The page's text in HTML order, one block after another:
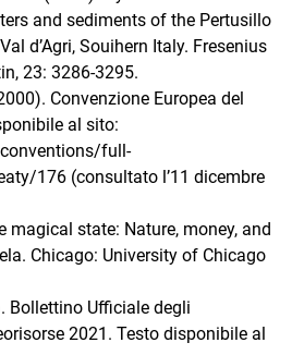
and sediments of the Pertusillo
d’Agri, Souihern Italy. Fresenius
23: 3286-3295.
Convenzione Europea del
al sito:
full-
176 (consultato l’11 dicembre
magical state: Nature, money, and
Chicago: University of Chicago
Bollettino Ufficiale degli
2021. Testo disponibile al